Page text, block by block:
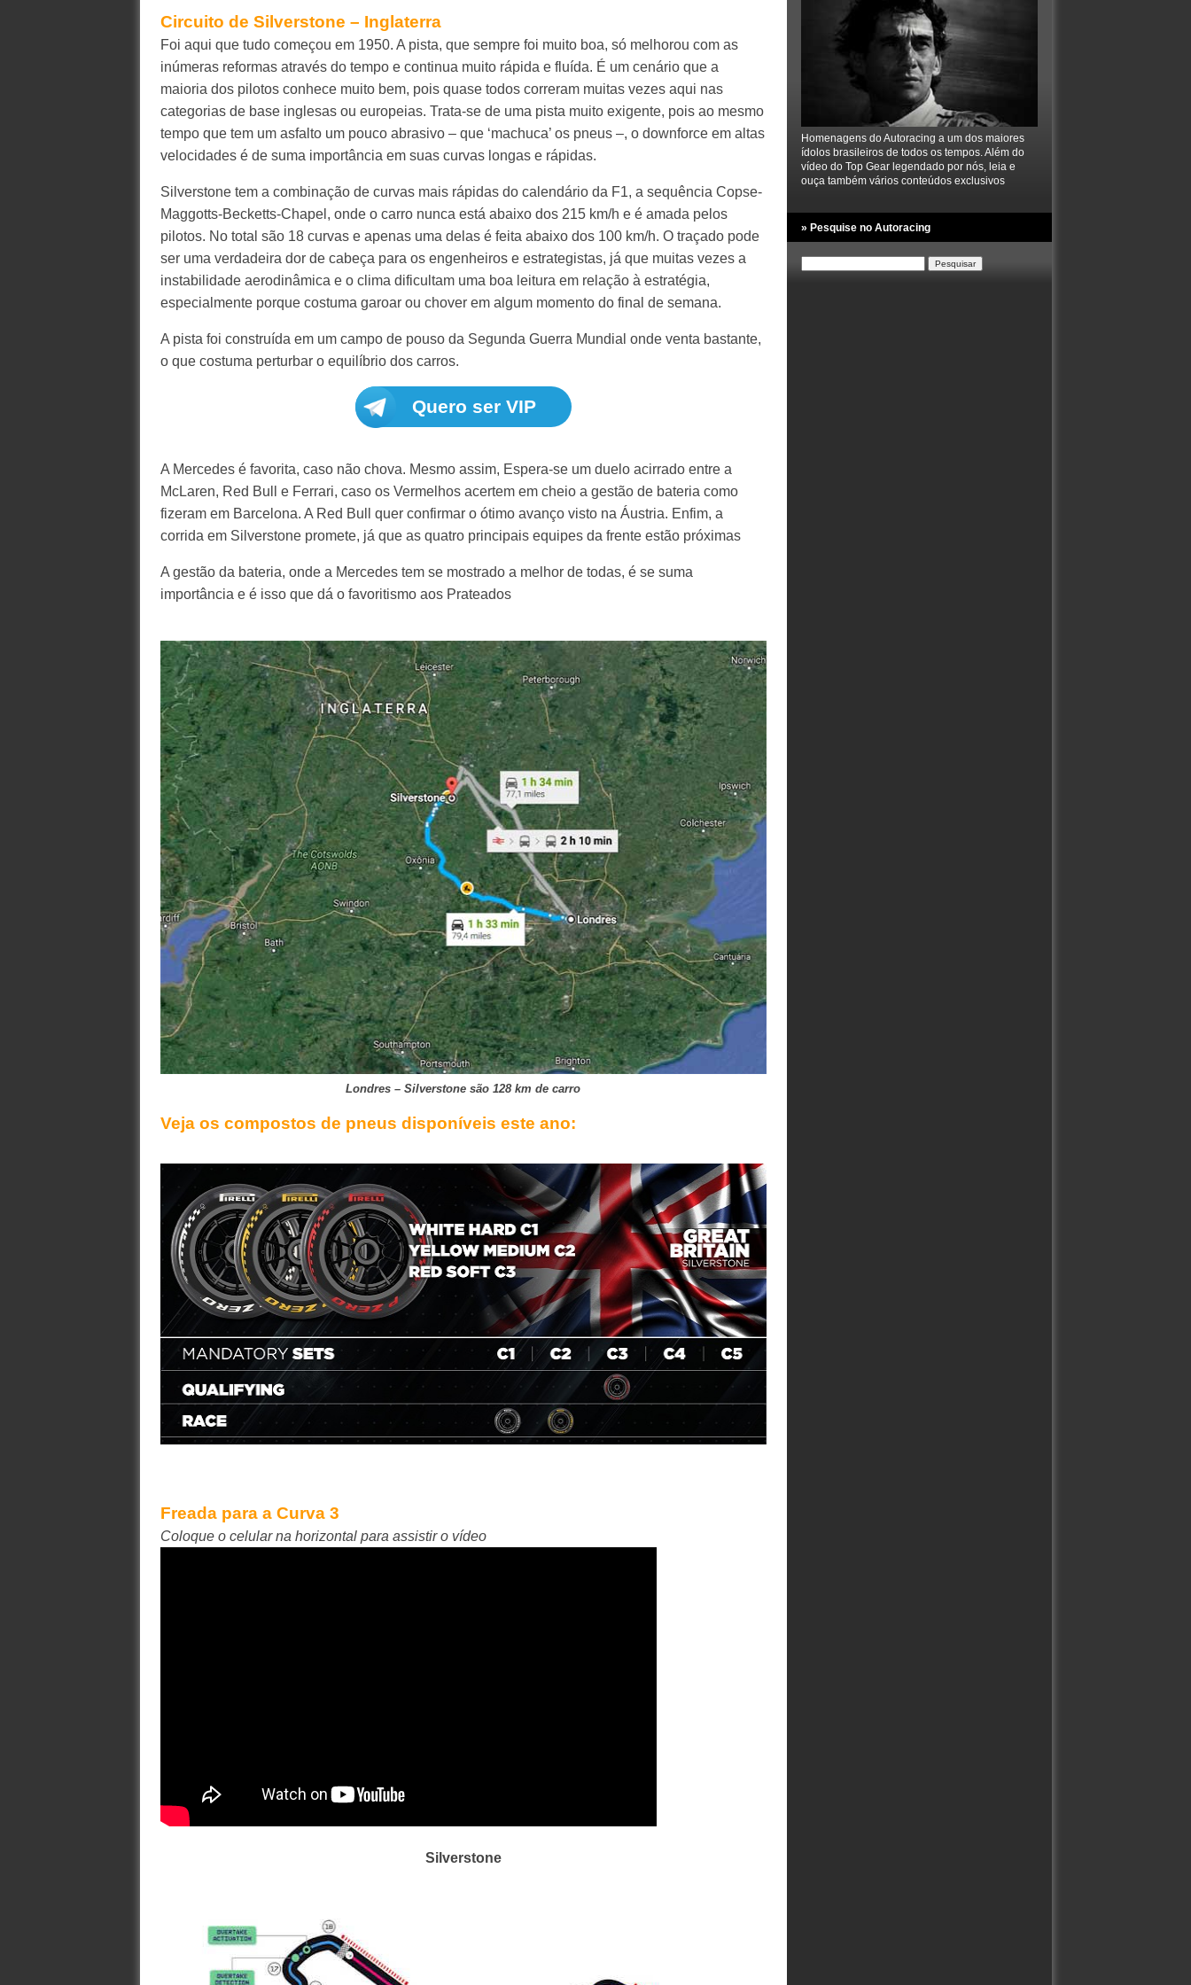
Circuito de Silverstone – Inglaterra
Foi aqui que tudo começou em 1950. A pista, que sempre foi muito boa, só melhorou com as
inúmeras reformas através do tempo e continua muito rápida e fluída. É um cenário que a
maioria dos pilotos conhece muito bem, pois quase todos correram muitas vezes aqui nas
categorias de base inglesas ou europeias. Trata-se de uma pista muito exigente, pois ao mesmo
tempo que tem um asfalto um pouco abrasivo – que ‘machuca’ os pneus –, o downforce em altas
velocidades é de suma importância em suas curvas longas e rápidas.
Silverstone tem a combinação de curvas mais rápidas do calendário da F1, a sequência Copse-
Maggotts-Becketts-Chapel, onde o carro nunca está abaixo dos 215 km/h e é amada pelos
pilotos. No total são 18 curvas e apenas uma delas é feita abaixo dos 100 km/h. O traçado pode
ser uma verdadeira dor de cabeça para os engenheiros e estrategistas, já que muitas vezes a
instabilidade aerodinâmica e o clima dificultam uma boa leitura em relação à estratégia,
especialmente porque costuma garoar ou chover em algum momento do final de semana.
A pista foi construída em um campo de pouso da Segunda Guerra Mundial onde venta bastante,
o que costuma perturbar o equilíbrio dos carros.
Quero ser VIP
A Mercedes é favorita, caso não chova. Mesmo assim, Espera-se um duelo acirrado entre a
McLaren, Red Bull e Ferrari, caso os Vermelhos acertem em cheio a gestão de bateria como
fizeram em Barcelona. A Red Bull quer confirmar o ótimo avanço visto na Áustria. Enfim, a
corrida em Silverstone promete, já que as quatro principais equipes da frente estão próximas
A gestão da bateria, onde a Mercedes tem se mostrado a melhor de todas, é se suma
importância e é isso que dá o favoritismo aos Prateados
Londres – Silverstone são 128 km de carro
Veja os compostos de pneus disponíveis este ano:
Freada para a Curva 3
Coloque o celular na horizontal para assistir o vídeo
Silverstone
Homenagens do Autoracing a um dos maiores
ídolos brasileiros de todos os tempos. Além do
vídeo do Top Gear legendado por nós, leia e
ouça também vários conteúdos exclusivos
» Pesquise no Autoracing
por: